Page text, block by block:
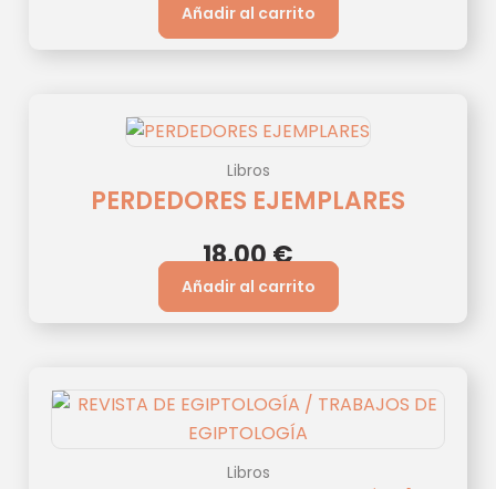
Añadir al carrito
Libros
PERDEDORES EJEMPLARES
18,00€
Añadir al carrito
Libros